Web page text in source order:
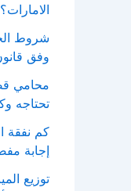
شروط
وفق
محامي
تحتاجه
كم نفقة
إجابة
توزيع